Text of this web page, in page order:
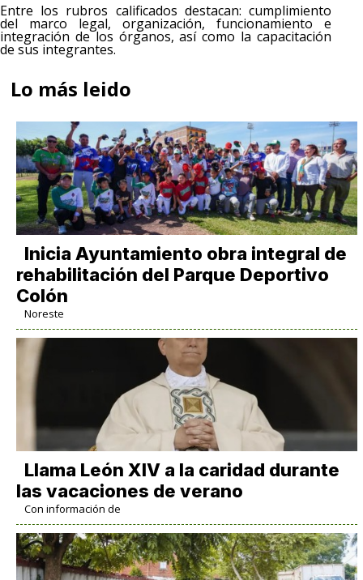
Entre los rubros calificados destacan: cumplimiento
del marco legal, organización, funcionamiento e
integración de los órganos, así como la capacitación
de sus integrantes.
Lo más leido
Inicia Ayuntamiento obra integral de
rehabilitación del Parque Deportivo
Colón
Noreste
Llama León XIV a la caridad durante
las vacaciones de verano
Con información de